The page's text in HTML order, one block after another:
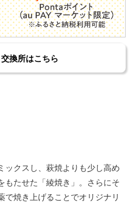
換所はこちら
ックスし、萩焼よりも少し高め
もたせた「綾焼き」。さらにそ
で焼き上げることでオリジナリ